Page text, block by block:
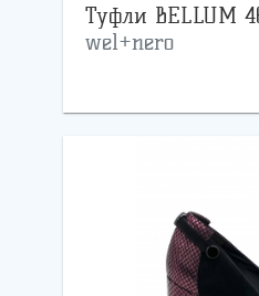
Туфли BELLUM
wel+nero